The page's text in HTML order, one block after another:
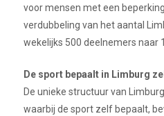
voor mensen met een
verdubbeling van het aantal
wekelijks 500 deelnemers naar
De sport bepaalt in Limburg
De unieke structuur van
waarbij de sport zelf bepaalt,